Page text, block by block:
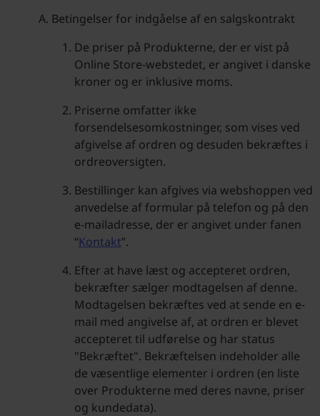
Betingelser for indgåelse af en salgskontrakt
De priser på Produkterne, der er vist på
Online Store-webstedet, er angivet i danske
kroner og er inklusive moms.
Priserne omfatter ikke
forsendelsesomkostninger, som vises ved
afgivelse af ordren og desuden bekræftes i
ordreoversigten.
Bestillinger kan afgives via webshoppen ved
anvedelse af formular på telefon og på den
e-mailadresse, der er angivet under fanen
“Kontakt”.
Efter at have læst og accepteret ordren,
bekræfter sælger modtagelsen af denne.
Modtagelsen bekræftes ved at sende en e-
mail med angivelse af, at ordren er blevet
accepteret til udførelse og har status
"Bekræftet". Bekræftelsen indeholder alle
de væsentlige elementer i ordren (en liste
over Produkterne med deres navne, priser
og kundedata).